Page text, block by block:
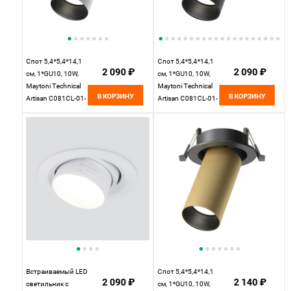
Спот 5,4*5,4*14,1
см, 1*GU10, 10W,
Maytoni Technical
Artisan C081CL-01-
2 090 ₽
В КОРЗИНУ
Спот 5,4*5,4*14,1
см, 1*GU10, 10W,
Maytoni Technical
Artisan C081CL-01-
2 090 ₽
В КОРЗИНУ
Встраиваемый LED
светильник с
2 090 ₽
Спот 5,4*5,4*14,1
см, 1*GU10, 10W,
2 140 ₽